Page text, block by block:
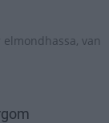
van